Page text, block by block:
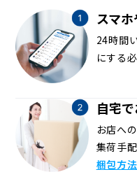
スマ
24時間
にする
自宅
お店へ
集荷手
梱包方